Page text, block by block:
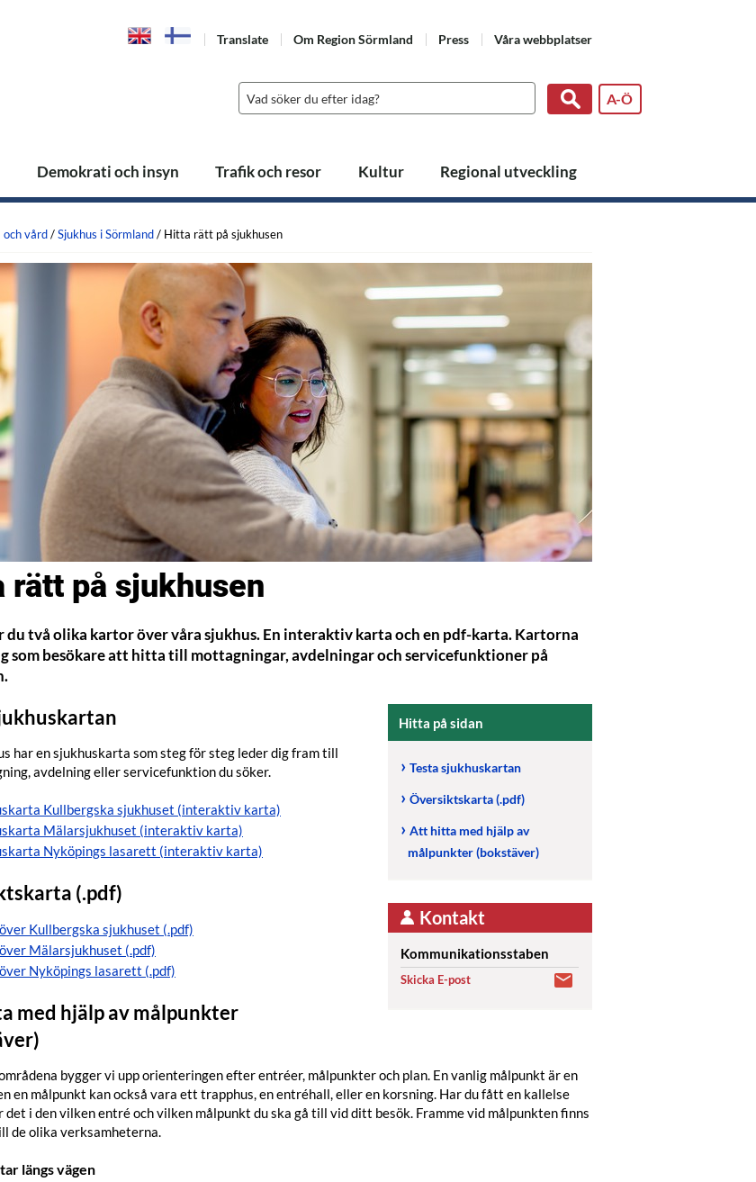
Translate Om Region Sörmland Press Våra webbplatser
A-Ö
Demokrati och insyn Trafik och resor Kultur Regional utveckling
och vård/Sjukhus i Sörmland/ Hitta rätt på sjukhusen
rätt på sjukhusen
du två olika kartor över våra sjukhus. En interaktiv karta och en pdf-karta. Kartorna
som besökare att hitta till mottagningar, avdelningar och servicefunktioner på
Hitta på sidan
Testa sjukhuskartan
Översiktskarta (.pdf)
Att hitta med hjälp av
målpunkter (bokstäver)
Kontakt
Kommunikationsstaben
Skicka E-post
har en sjukhuskarta som steg för steg leder dig fram till
avdelning eller servicefunktion du söker.
Kullbergska sjukhuset (interaktiv karta)
Mälarsjukhuset (interaktiv karta)
Nyköpings lasarett (interaktiv karta)
(.pdf)
Kullbergska sjukhuset (.pdf)
Mälarsjukhuset (.pdf)
Nyköpings lasarett (.pdf)
med hjälp av målpunkter
bygger vi upp orienteringen efter entréer, målpunkter och plan. En vanlig målpunkt är en
en målpunkt kan också vara ett trapphus, en entréhall, eller en korsning. Har du fått en kallelse
det i den vilken entré och vilken målpunkt du ska gå till vid ditt besök. Framme vid målpunkten finns
de olika verksamheterna.
längs vägen